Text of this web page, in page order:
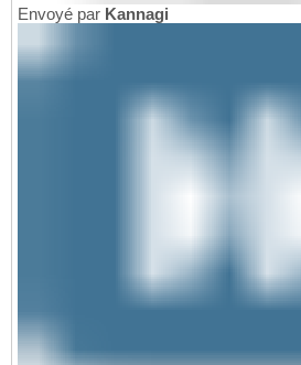
Envoyé par Kannagi